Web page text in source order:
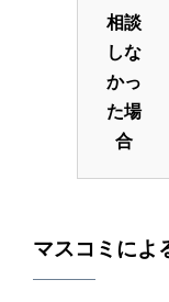
相談
しな
かっ
た場
合
マスコミによ